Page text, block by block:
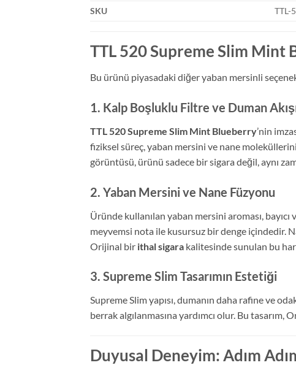
SKU
TTL-
TTL 520 Supreme Slim Mint
Bu ürünü piyasadaki diğer yaban mersinli
1. Kalp Boşluklu Filtre ve Duman
TTL 520 Supreme Slim Mint Blueberry’nin
fiziksel süreç, yaban mersini ve nane
görüntüsü, ürünü sadece bir sigara değil, aynı
2. Yaban Mersini ve Nane Füzyonu
Üründe kullanılan yaban mersini aroması,
meyvemsi nota ile kusursuz bir denge içindedir.
Orijinal bir ithal sigara kalitesinde sunulan bu
3. Supreme Slim Tasarımın Estetiği
Supreme Slim yapısı, dumanın daha rafine ve
berrak algılanmasına yardımcı olur. Bu
Duyusal Deneyim: Adım